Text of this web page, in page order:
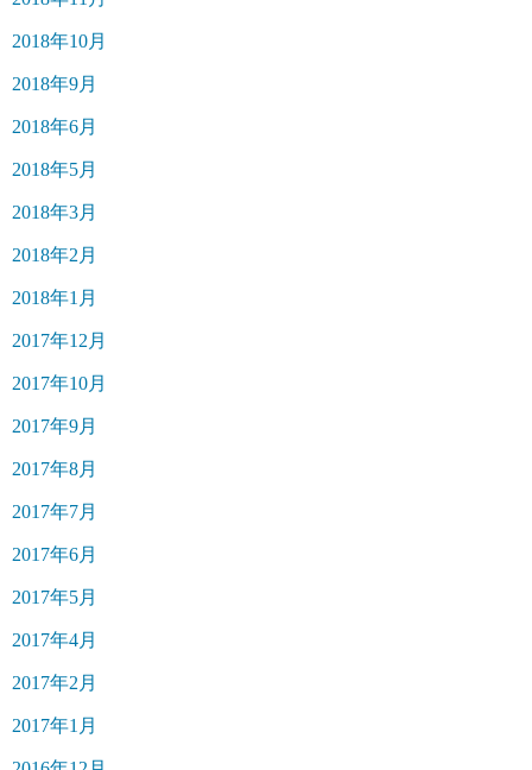
2018年10月
2018年9月
2018年6月
2018年5月
2018年3月
2018年2月
2018年1月
2017年12月
2017年10月
2017年9月
2017年8月
2017年7月
2017年6月
2017年5月
2017年4月
2017年2月
2017年1月